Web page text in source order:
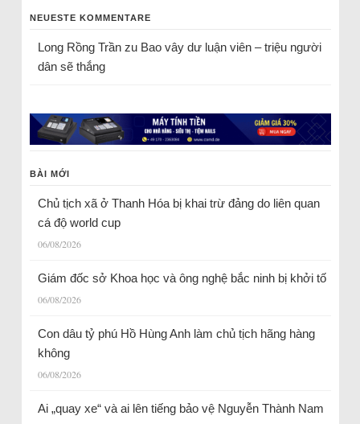
NEUESTE KOMMENTARE
Long Rồng Trầnzu Bao vây dư luận viên – triệu người
dân sẽ thắng
BÀI MỚI
Chủ tịch xã ở Thanh Hóa bị khai trừ đảng do liên quan
cá độ world cup
06/08/2026
Giám đốc sở Khoa học và ông nghệ bắc ninh bị khởi tố
06/08/2026
Con dâu tỷ phú Hồ Hùng Anh làm chủ tịch hãng hàng
không
06/08/2026
Ai „quay xe“ và ai lên tiếng bảo vệ Nguyễn Thành Nam